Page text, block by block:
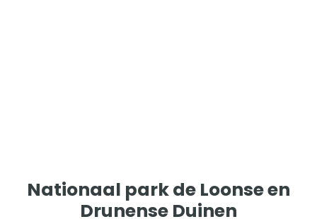
Nationaal park de Loonse en
Drunense Duinen